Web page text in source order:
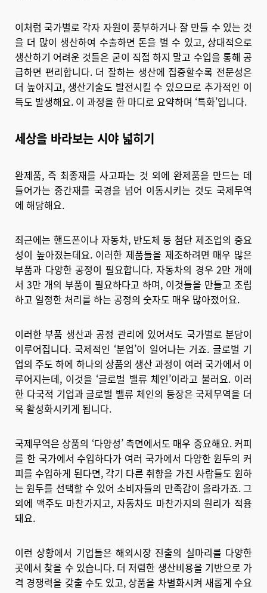
이처럼 국가별로 각자 자원이 풍부하거나 잘 만들 수 있는 것
을 더 많이 생산하여 수출하면 돈을 벌 수 있고, 상대적으로
생산하기 어려운 것들은 굳이 직접 하지 말고 수입을 통해 공
급하면 편리합니다. 더 잘하는 생산에 집중할수록 전문성은
더 높아지고, 생산기술도 발전시킬 수 있으므로 추가적인 이
득도 발생해요. 이 과정을 한 마디로 요약하며 ‘특화’입니다.
세상을 바라보는 시야 넓히기
완제품, 즉 최종재를 사고파는 것 외에 완제품을 만드는 데
들어가는 중간재를 국경을 넘어 이동시키는 것도 국제무역
에 해당해요.
최근에는 핸드폰이나 자동차, 반도체 등 첨단 제조업의 중요
성이 높아졌는데요. 이러한 제품들을 제조하려면 매우 많은
부품과 다양한 공정이 필요합니다. 자동차의 경우 2만 개에
서 3만 개의 부품이 필요하다고 하며, 이것들을 만들고 조립
하고 일정한 처리를 하는 공정의 숫자도 매우 많아졌어요.
이러한 부품 생산과 공정 관리에 있어서도 국가별로 분담이
이루어집니다. 국제적인 ‘분업’이 일어나는 거죠. 글로벌 기
업의 주도 하에 하나의 상품의 생산 과정이 여러 국가에서 이
루어지는데, 이것을 ‘글로벌 밸류 체인’이라고 불러요. 이러
한 다국적 기업과 글로벌 밸류 체인의 등장은 국제무역을 더
욱 활성화시키게 됩니다.
국제무역은 상품의 ‘다양성’ 측면에서도 매우 중요해요. 커피
를 한 국가에서 수입하다가 여러 국가에서 다양한 원두의 커
피를 수입하게 된다면, 각기 다른 취향을 가진 사람들도 원하
는 원두를 선택할 수 있어 소비자들의 만족감이 올라가죠. 그
외에 맥주도 마찬가지고, 자동차도 마찬가지의 원리가 적용
돼요.
이런 상황에서 기업들은 해외시장 진출의 실마리를 다양한
곳에서 찾을 수 있습니다. 더 저렴한 생산비용을 기반으로 가
격 경쟁력을 갖출 수도 있고, 상품을 차별화시켜 새롭게 수요